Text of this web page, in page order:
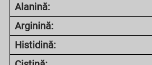
Alanină:
Arginină:
Histidină: